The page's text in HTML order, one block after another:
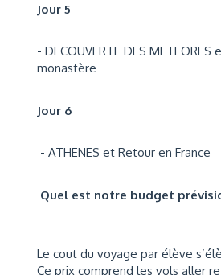
Jour 5
- DECOUVERTE DES METEORES
monastère
Jour 6
- ATHENES et Retour en France
Quel est notre budget
Le cout du voyage par élève
Ce prix comprend les vols aller